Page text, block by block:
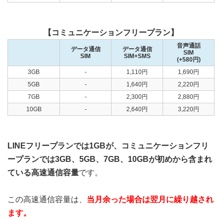
【コミュニケーションフリープラン】
データ通信
SIM
データ通信
SIM+SMS
音声通話
SIM
(+580円)
3GB
- 1,110円
1,690円
5GB
- 1,640円
2,220円
7GB
- 2,300円
2,880円
10GB
- 2,640円 3,220円
LINEフリープランでは1GBが、コミュニケーションフリ
ープランでは3GB、5GB、7GB、10GBが初めから含まれ
ている高速通信容量です。
この高速通信容量は、 当月余った場合は翌月に繰り越され
ます。